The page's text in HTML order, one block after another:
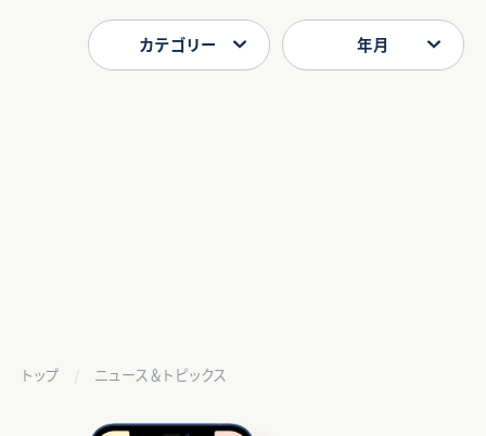
カテゴリー 年月
トップ ニュース＆トピックス